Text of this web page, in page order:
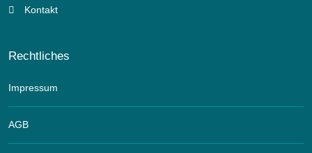
Kontakt
Rechtliches
Impressum
AGB